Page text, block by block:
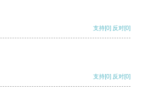
支持[0] 反对[0]
支持[0] 反对[0]